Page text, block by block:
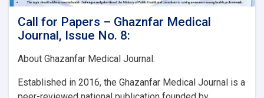
Call for Papers – Ghaznfar Medical
Journal, Issue No. 8:
About Ghazanfar Medical Journal:
Established in 2016, the Ghazanfar Medical Journal is a